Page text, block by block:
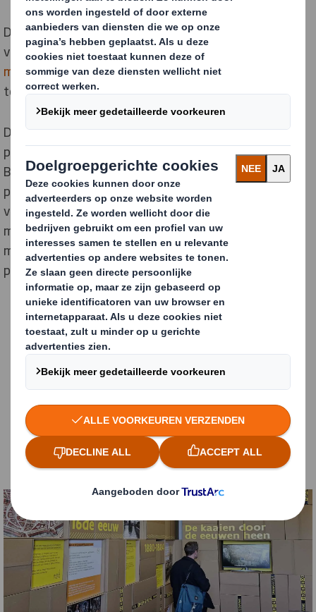
De keuze viel op het golfkarton van DS Smith, omwille
van demilieuvriendelijke eigenschappen van het
materiaalen de flexibiliteit om maatwerkoplossingen
te leveren voor zowel grote als kleine opdrachtgevers.
De kartonnen decors van DS Smith ademden de
perfecte culinaire sfeer voor deze introductie. In de
Benelux heeft DS Smith, naast enkele grote
productiefaciliteiten, ook drieBenelux-vestigingen
voor snelle, flexibele leveringen aan kleinere en
middelgrote ondernemingen. Zo kon een oplossing op
maat geleverd worden voor de Smaakhaven-
presentatie.
Op 6 en 7 oktober 2024 stelde Toerisme Vlaanderen de
Smaakhaven voor aan buurtbewoners en de Vlaamse
culinaire sector.
Meer dan 1.000 bewoners en 150 ondernemers kregen
een 'voorproef' van het concept voor de Smaakhaven.
En het enthousiasme was groot. Bekijk hier en enkele
sfeerfoto's van het evenement VOORPROEF.
Voor meer informatie bezoekt u deSmaakhaven
website-pagina van Toerisme Vlaanderen
Carousel. Use previous and next buttons to move